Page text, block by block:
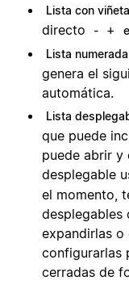
Lista con
directo
- +
Lista numerada
genera el
automática.
Lista
que puede
puede abrir y
desplegable
el momento,
desplegables
expandirlas o
configurarlas
cerradas de